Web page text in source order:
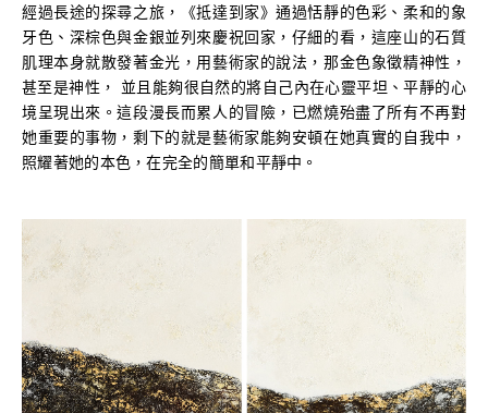
經過長途的探尋之旅，《抵達到家》通過恬靜的色彩、柔和的象
牙色、深棕色與金銀並列來慶祝回家，仔細的看，這座山的石質
肌理本身就散發著金光，用藝術家的說法，那金色象徵精神性，
甚至是神性， 並且能夠很自然的將自己內在心靈平坦、平靜的心
境呈現出來。這段漫長而累人的冒險，已燃燒殆盡了所有不再對
她重要的事物，剩下的就是藝術家能夠安頓在她真實的自我中，
照耀著她的本色，在完全的簡單和平靜中。